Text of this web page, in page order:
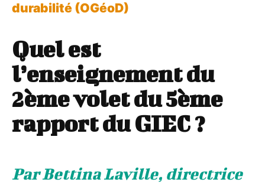
durabilité (OGéoD)
Quel est
l’enseignement du
2ème volet du 5ème
rapport du GIEC ?
Par Bettina Laville, directrice